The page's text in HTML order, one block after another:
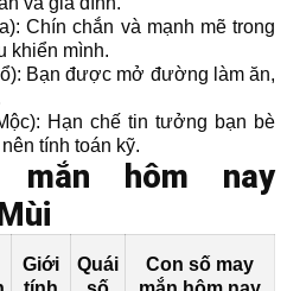
Chín chắn và mạnh mẽ trong
khiển mình.
Bạn được mở đường làm ăn,
Hạn chế tin tưởng bạn bè
tính toán kỹ.
hôm nay
Giới
Quái
Con số may